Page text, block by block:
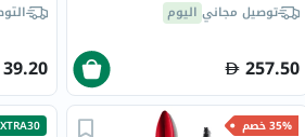
توصيل مجاني اليوم
257.50
39.20
35% خصم